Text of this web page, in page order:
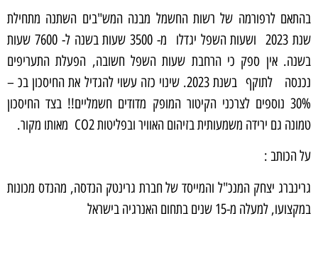
בהתאם לרפורמה של רשות החשמל מבנה המש"בים השתנה מתחילת
שנת 2023 ושעות השפל יגדלו מ- 3500 שעות בשנה ל- 7600 שעות
בשנה. אין ספק כי הרחבת שעות השפל חשובה, הפעלת התעריפים
נכנסה לתוקף בשנת 2023. שינוי כזה עשוי להגדיל את החיסכון בכ –
30% נוספים לצרכני הקיטור המופק מדודים חשמליים!! בצד החיסכון
טמונה גם ירידה משמעותית בזיהום האוויר ובפליטות CO2 מאותו מקור.
על הכותב :
גרינברג יצחק המנכ"ל והמייסד של חברת גרינטק הנדסה, מהנדס מכונות
במקצועו, למעלה מ-15 שנים בתחום האנרגיה בישראל